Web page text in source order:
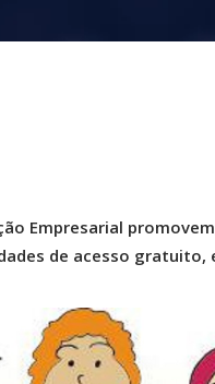
Empresarial
de acesso gratuito,